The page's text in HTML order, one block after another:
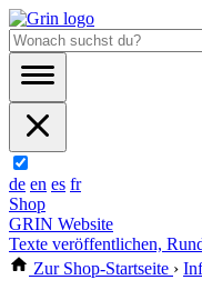
de en es fr
Shop
GRIN Website
Texte veröffentlichen,
Zur Shop-Startseite ›